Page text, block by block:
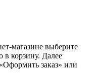
магазине выберите
в корзину. Далее
заказ» или